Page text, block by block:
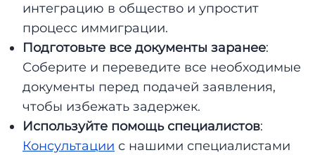
интеграцию в общество и упростит
процесс иммиграции.
Подготовьте все документы заранее:
Соберите и переведите все необходимые
документы перед подачей заявления,
чтобы избежать задержек.
Используйте помощь специалистов:
Консультации с нашими специалистами